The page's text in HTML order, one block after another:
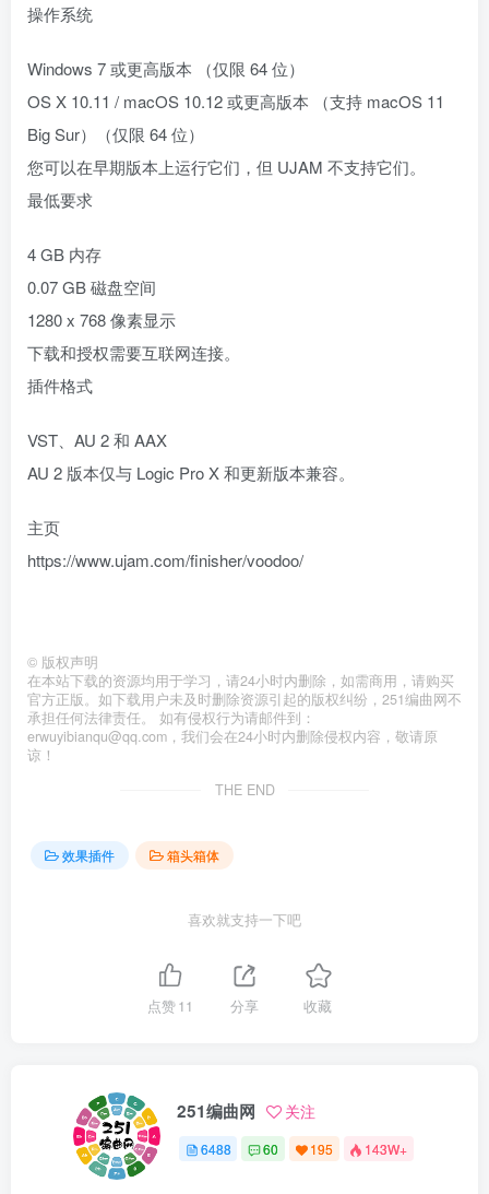
操作系统
Windows 7 或更高版本 （仅限 64 位）
OS X 10.11 / macOS 10.12 或更高版本 （支持 macOS 11
Big Sur）（仅限 64 位）
您可以在早期版本上运行它们，但 UJAM 不支持它们。
最低要求
4 GB 内存
0.07 GB 磁盘空间
1280 x 768 像素显示
下载和授权需要互联网连接。
插件格式
VST、AU 2 和 AAX
AU 2 版本仅与 Logic Pro X 和更新版本兼容。
主页
https://www.ujam.com/finisher/voodoo/
© 版权声明
在本站下载的资源均用于学习，请24小时内删除，如需商用，请购买
官方正版。如下载用户未及时删除资源引起的版权纠纷，251编曲网不
承担任何法律责任。 如有侵权行为请邮件到：
erwuyibianqu@qq.com，我们会在24小时内删除侵权内容，敬请原
谅！
THE END
效果插件 箱头箱体
喜欢就支持一下吧
点赞11 分享 收藏
251编曲网 关注
6488 60 195 143W+